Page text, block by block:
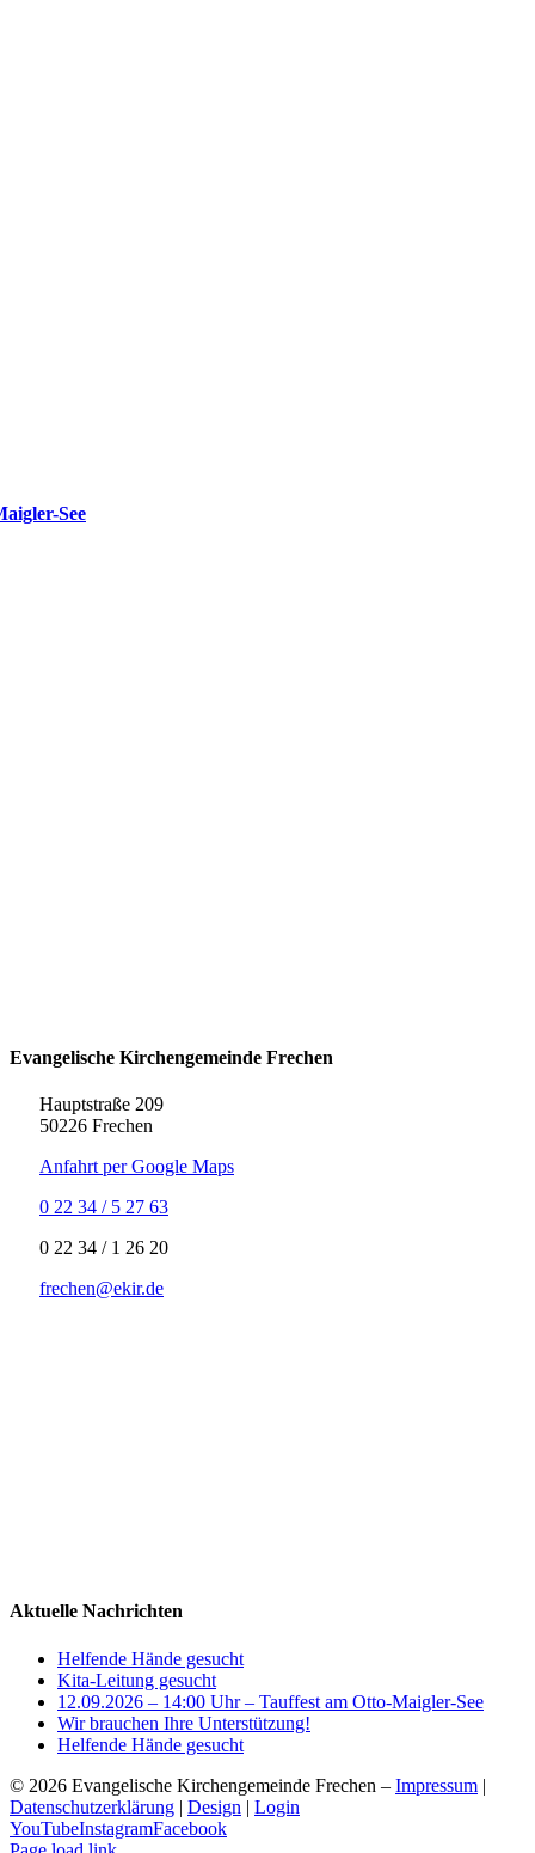
See
Evangelische Kirchengemeinde Frechen
Hauptstraße 209
50226 Frechen
Anfahrt per Google Maps
0 22 34 / 5 27 63
‍0 22 34 / ‍1 26 20
frechen@ekir.de
Aktuelle Nachrichten
Helfende Hände gesucht
Kita-Leitung gesucht
12.09.2026 – 14:00 Uhr – Tauffest am Otto-Maigler-See
Wir brauchen Ihre Unterstützung!
Helfende Hände gesucht
© 2026 Evangelische Kirchengemeinde Frechen – Impressum |
Datenschutzerklärung | Design | Login
YouTubeInstagramFacebook